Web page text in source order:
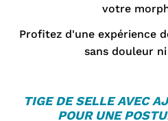
votre
Profitez d'une expérience
sans douleur
TIGE DE SELLEAVEC
POUR UNE